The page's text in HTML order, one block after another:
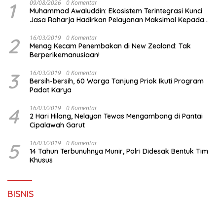
1 09/08/2026 0 Komentar
Muhammad Awaluddin: Ekosistem Terintegrasi Kunci
Jasa Raharja Hadirkan Pelayanan Maksimal Kepada
2 16/03/2019 0 Komentar
Menag Kecam Penembakan di New Zealand: Tak
Berperikemanusiaan!
3 16/03/2019 0 Komentar
Bersih-bersih, 60 Warga Tanjung Priok Ikuti Program
Padat Karya
4 16/03/2019 0 Komentar
2 Hari Hilang, Nelayan Tewas Mengambang di Pantai
Cipalawah Garut
5 16/03/2019 0 Komentar
14 Tahun Terbunuhnya Munir, Polri Didesak Bentuk Tim
Khusus
BISNIS